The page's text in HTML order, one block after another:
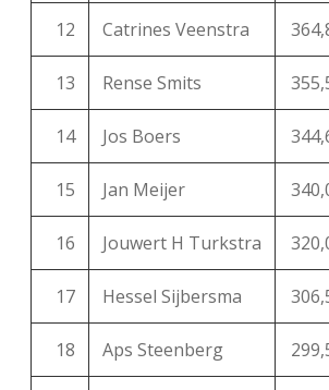
12 Catrines Veenstra
13 Rense Smits
14 Jos Boers
15 Jan Meijer
16 Jouwert H Turkstra
17 Hessel Sijbersma
18 Aps Steenberg